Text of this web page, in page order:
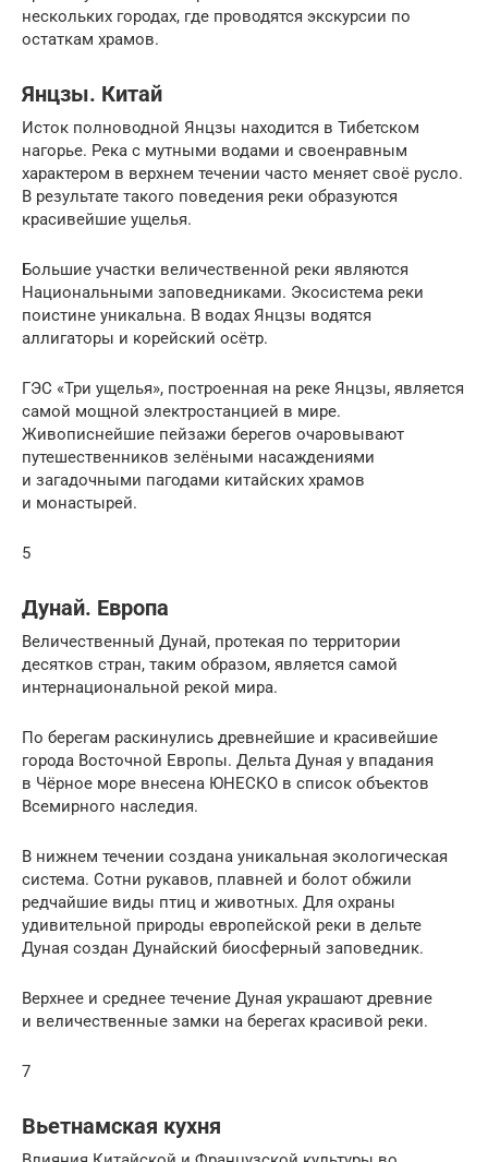
нескольких городах, где проводятся экскурсии по
остаткам храмов.
Янцзы. Китай
Исток полноводной Янцзы находится в Тибетском
нагорье. Река с мутными водами и своенравным
характером в верхнем течении часто меняет своё русло.
В результате такого поведения реки образуются
красивейшие ущелья.
Большие участки величественной реки являются
Национальными заповедниками. Экосистема реки
поистине уникальна. В водах Янцзы водятся
аллигаторы и корейский осётр.
ГЭС «Три ущелья», построенная на реке Янцзы, является
самой мощной электростанцией в мире.
Живописнейшие пейзажи берегов очаровывают
путешественников зелёными насаждениями
и загадочными пагодами китайских храмов
и монастырей.
5
Дунай. Европа
Величественный Дунай, протекая по территории
десятков стран, таким образом, является самой
интернациональной рекой мира.
По берегам раскинулись древнейшие и красивейшие
города Восточной Европы. Дельта Дуная у впадания
в Чёрное море внесена ЮНЕСКО в список объектов
Всемирного наследия.
В нижнем течении создана уникальная экологическая
система. Сотни рукавов, плавней и болот обжили
редчайшие виды птиц и животных. Для охраны
удивительной природы европейской реки в дельте
Дуная создан Дунайский биосферный заповедник.
Верхнее и среднее течение Дуная украшают древние
и величественные замки на берегах красивой реки.
7
Вьетнамская кухня